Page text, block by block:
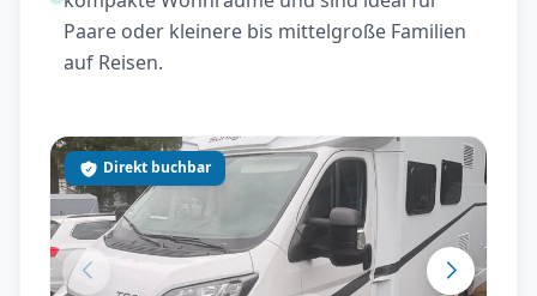
Paare oder kleinere bis mittelgroße Familien
auf Reisen.
Direkt buchbar